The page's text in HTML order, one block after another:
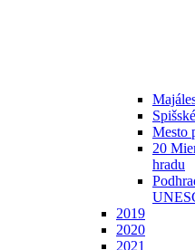
Mesto
20
hradu
2019
2020
2021